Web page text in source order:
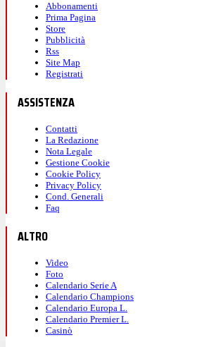
Abbonamenti
Prima Pagina
Store
Pubblicità
Rss
Site Map
Registrati
ASSISTENZA
Contatti
La Redazione
Nota Legale
Gestione Cookie
Cookie Policy
Privacy Policy
Cond. Generali
Faq
ALTRO
Video
Foto
Calendario Serie A
Calendario Champions
Calendario Europa L.
Calendario Premier L.
Casinò